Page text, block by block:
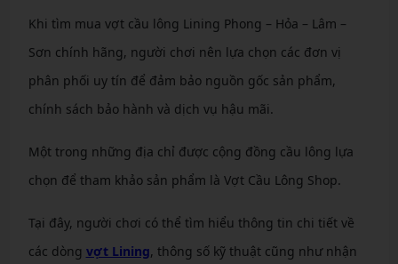
Khi tìm mua vợt cầu lông Lining Phong – Hỏa – Lâm –
Sơn chính hãng, người chơi nên lựa chọn các đơn vị
phân phối uy tín để đảm bảo nguồn gốc sản phẩm,
chính sách bảo hành và dịch vụ hậu mãi.
Một trong những địa chỉ được cộng đồng cầu lông lựa
chọn để tham khảo sản phẩm là Vợt Cầu Lông Shop.
Tại đây, người chơi có thể tìm hiểu thông tin chi tiết về
các dòng vợt Lining, thông số kỹ thuật cũng như nhận